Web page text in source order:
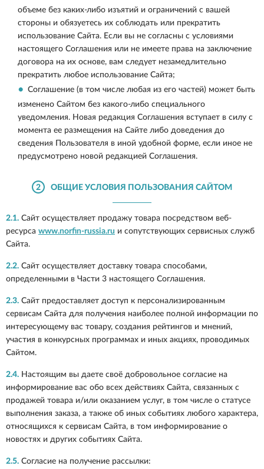
объеме без каких-либо изъятий и ограничений с вашей
стороны и обязуетесь их соблюдать или прекратить
использование Сайта. Если вы не согласны с условиями
настоящего Соглашения или не имеете права на заключение
договора на их основе, вам следует незамедлительно
прекратить любое использование Сайта;
Соглашение (в том числе любая из его частей) может быть
изменено Сайтом без какого-либо специального
уведомления. Новая редакция Соглашения вступает в силу с
момента ее размещения на Сайте либо доведения до
сведения Пользователя в иной удобной форме, если иное не
предусмотрено новой редакцией Соглашения.
2 ОБЩИЕ УСЛОВИЯ ПОЛЬЗОВАНИЯ САЙТОМ
2.1. Сайт осуществляет продажу товара посредством веб-
ресурса www.norfin-russia.ru и сопутствующих сервисных служб
Сайта.
2.2. Сайт осуществляет доставку товара способами,
определенными в Части 3 настоящего Соглашения.
2.3. Сайт предоставляет доступ к персонализированным
сервисам Сайта для получения наиболее полной информации по
интересующему вас товару, создания рейтингов и мнений,
участия в конкурсных программах и иных акциях, проводимых
Сайтом.
2.4. Настоящим вы даете своё добровольное согласие на
информирование вас обо всех действиях Сайта, связанных с
продажей товара и/или оказанием услуг, в том числе о статусе
выполнения заказа, а также об иных событиях любого характера,
относящихся к сервисам Сайта, в том информирование о
новостях и других событиях Сайта.
2.5. Согласие на получение рассылки: